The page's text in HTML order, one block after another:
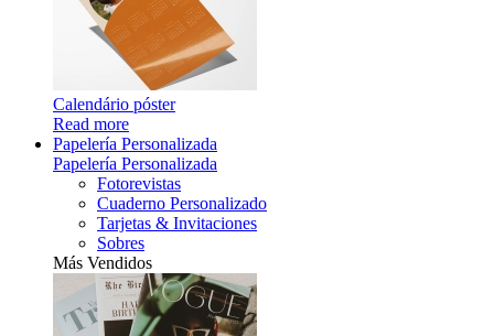
Calendário póster
Read more
Papelería Personalizada
Papelería Personalizada
Fotorevistas
Cuaderno Personalizado
Tarjetas & Invitaciones
Sobres
Más Vendidos